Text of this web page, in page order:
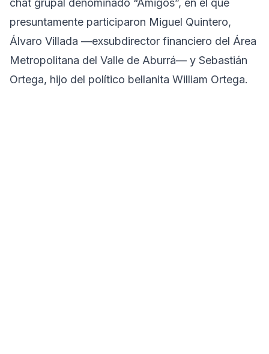
chat grupal denominado “Amigos”, en el que
presuntamente participaron Miguel Quintero,
Álvaro Villada —exsubdirector financiero del Área
Metropolitana del Valle de Aburrá— y Sebastián
Ortega, hijo del político bellanita William Ortega.